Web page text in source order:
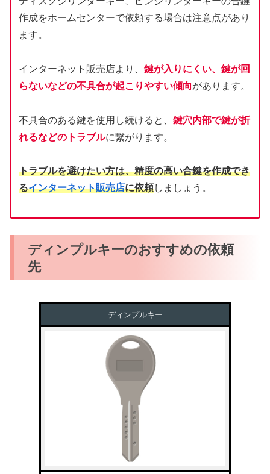
作成をホームセンターで依頼する場合は注意点があり
ます。
インターネット販売店より、 鍵が入りにくい、鍵が回
らないなどの不具合が起こりやすい傾向があります。
不具合のある鍵を使用し続けると、 鍵穴内部で鍵が折
れるなどのトラブルに繋がります。
トラブルを避けたい方は、精度の高い合鍵を作成でき
るインターネット販売店に依頼しましょう。
ディンプルキーのおすすめの依頼
先
ディンプルキー